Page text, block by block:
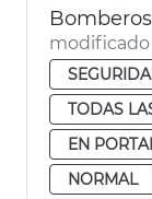
modificado
TODAS
EN
NORMAL